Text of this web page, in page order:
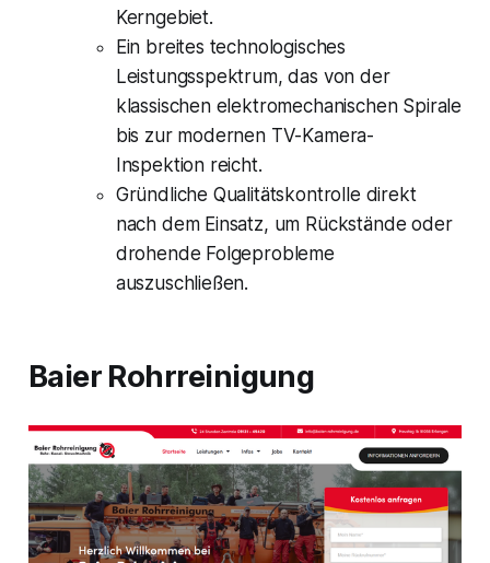
Kerngebiet.
Ein breites technologisches
Leistungsspektrum, das von der
klassischen elektromechanischen Spirale
bis zur modernen TV-Kamera-
Inspektion reicht.
Gründliche Qualitätskontrolle direkt
nach dem Einsatz, um Rückstände oder
drohende Folgeprobleme
auszuschließen.
Baier Rohrreinigung